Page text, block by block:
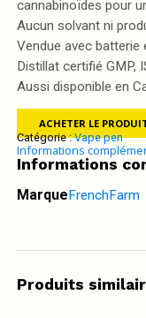
cannabinoïdes pour
Aucun solvant ni
Vendue avec batterie
Distillat certifié GMP,
Aussi disponible en
ACHETER LE
Catégorie :Vape pen
Informations
Informations
MarqueFrenchFarm
Produits